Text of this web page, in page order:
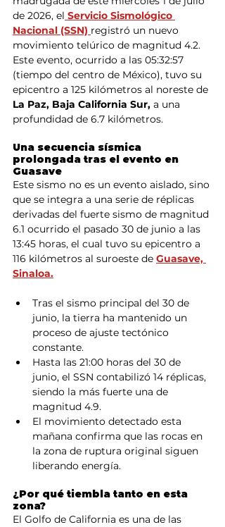
de 2026, el Servicio Sismológico
Nacional (SSN) registró un nuevo
movimiento telúrico de magnitud 4.2.
Este evento, ocurrido a las 05:32:57
(tiempo del centro de México), tuvo su
epicentro a 125 kilómetros al noreste de
La Paz, Baja California Sur, a una
profundidad de 6.7 kilómetros.
Una secuencia sísmica
prolongada tras el evento en
Guasave
Este sismo no es un evento aislado, sino
que se integra a una serie de réplicas
derivadas del fuerte sismo de magnitud
6.1 ocurrido el pasado 30 de junio a las
13:45 horas, el cual tuvo su epicentro a
116 kilómetros al suroeste de Guasave,
Sinaloa.
Tras el sismo principal del 30 de
junio, la tierra ha mantenido un
proceso de ajuste tectónico
constante.
Hasta las 21:00 horas del 30 de
junio, el SSN contabilizó 14 réplicas,
siendo la más fuerte una de
magnitud 4.9.
El movimiento detectado esta
mañana confirma que las rocas en
la zona de ruptura original siguen
liberando energía.
¿Por qué tiembla tanto en esta
zona?
El Golfo de California es una de las